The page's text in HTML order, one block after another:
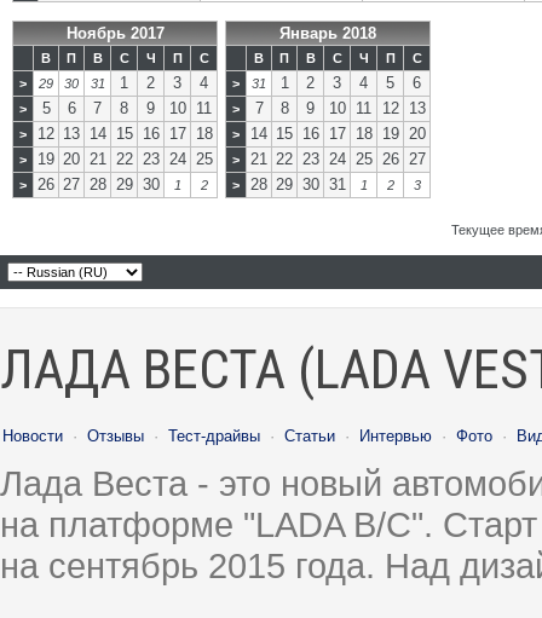
Ноябрь 2017
В П В С Ч П
С
>
29 30 31 1 2 3 4
> 5 6 7 8 9 10 11
> 12 13 14 15 16 17 18
> 19 20 21 22 23 24 25
> 26 27 28 29 30 1 2
Январь 2018
В П В С Ч П
С
>
31 1 2 3 4 5 6
> 7 8 9 10 11 12 13
> 14 15 16 17 18 19 20
> 21 22 23 24 25 26 27
> 28 29 30 31 1 2 3
Текущее
ЛАДА ВЕСТА (LADA
Новости · Отзывы · Тест-драйвы · Статьи · Интервью · Фото ·
Лада Веста - это новый
на платформе "LADA B/C".
на сентябрь 2015 года. Над